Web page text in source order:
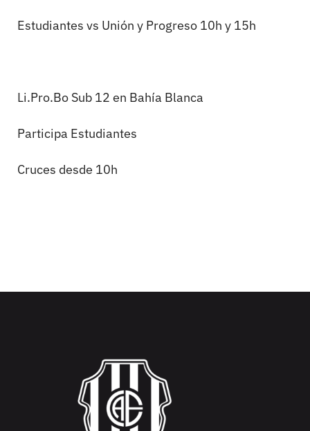
Estudiantes vs Unión y Progreso 10h y 15h
Li.Pro.Bo Sub 12 en Bahía Blanca
Participa Estudiantes
Cruces desde 10h